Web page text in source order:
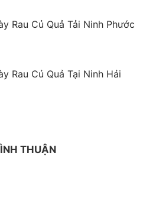
Rau Củ Quả Tải Ninh Phước
Rau Củ Quả Tại Ninh Hải
THUẬN